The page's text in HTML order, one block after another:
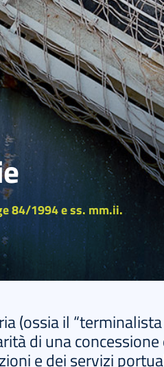
84/1994 e ss. mm.ii.
(ossia il
di una
e dei servizi